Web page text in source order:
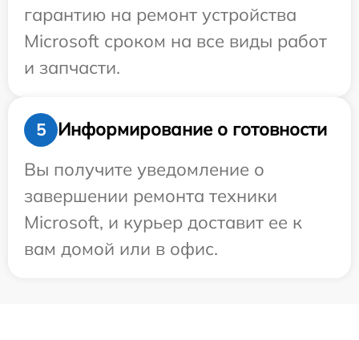
гарантию на ремонт устройства
Microsoft сроком на все виды работ
и запчасти.
5
Информирование о готовности
Вы получите уведомление о
завершении ремонта техники
Microsoft, и курьер доставит ее к
вам домой или в офис.